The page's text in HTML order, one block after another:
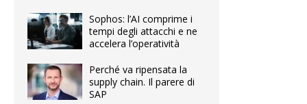
Sophos: l’AI comprime i
tempi degli attacchi e ne
accelera l’operatività
Perché va ripensata la
supply chain. Il parere di
SAP